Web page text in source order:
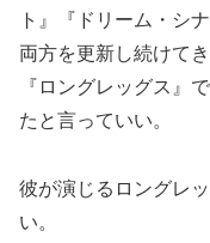
ト』『ドリーム・シ
両方を更新し続けて
『ロングレッグス』
たと言っていい。
彼が演じるロングレ
い。